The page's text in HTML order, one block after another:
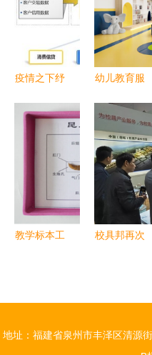
供心理服务
(包括心理
咨询
贸会，展示
教育服务新
产品
疫情之下纾
信科技“复
助力企业经
育行业恢复
幼儿教育服
值与实践路
径
教学标本工
校具邦再次
教育服务新
地址：福建省泉州市丰泽区清源